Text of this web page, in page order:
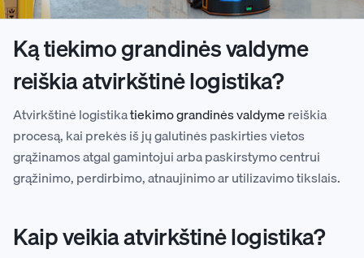
Ką tiekimo grandinės valdyme
reiškia atvirkštinė logistika?
Atvirkštinė logistikatiekimo grandinės valdymereiškia
procesą, kai prekės iš jų galutinės paskirties vietos
grąžinamos atgal gamintojui arba paskirstymo centrui
grąžinimo, perdirbimo, atnaujinimo ar utilizavimo tikslais.
Kaip veikia atvirkštinė logistika?